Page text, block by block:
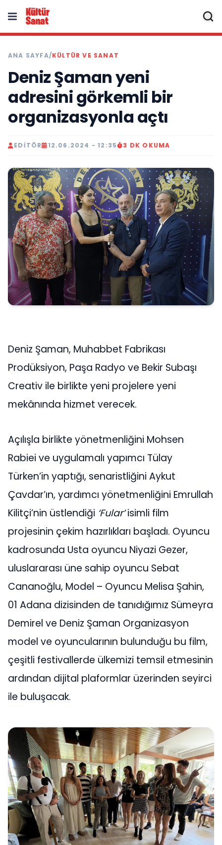
ANA SAYFA/KÜLTÜR VE SANAT
Deniz Şaman yeni
adresini görkemli bir
organizasyonla açtı
EDITÖR 12.06.2024 - 12:35 3 DK OKUMA
Deniz Şaman, Muhabbet Fabrikası
Prodüksiyon, Paşa Radyo ve Bekir Subaşı
Creativ ile birlikte yeni projelere yeni
mekânında hizmet verecek.
Açılışla birlikte yönetmenliğini Mohsen
Rabiei ve uygulamalı yapımcı Tülay
Türken’in yaptığı, senaristliğini Aykut
Çavdar’ın, yardımcı yönetmenliğini Emrullah
Kilitçi’nin üstlendiği ‘Fular’isimli film
projesinin çekim hazırlıkları başladı. Oyuncu
kadrosunda Usta oyuncu Niyazi Gezer,
uluslararası üne sahip oyuncu Sebat
Cananoğlu, Model – Oyuncu Melisa Şahin,
01 Adana dizisinden de tanıdığımız Sümeyra
Demirel ve Deniz Şaman Organizasyon
model ve oyuncularının bulunduğu bu film,
çeşitli festivallerde ülkemizi temsil etmesinin
ardından dijital plaformlar üzerinden seyirci
ile buluşacak.